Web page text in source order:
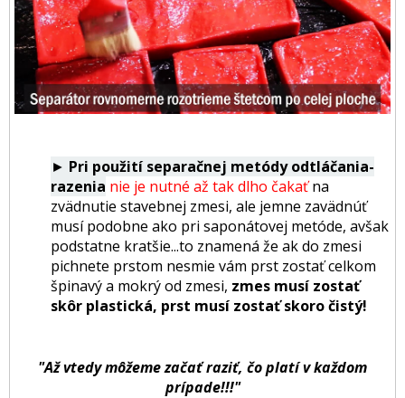
► Pri použití separačnej metódy odtláčania-
razenia nie je nutné až tak dlho čakaťna
zvädnutie stavebnej zmesi, ale jemne zavädnúť
musí podobne ako pri saponátovej metóde, avšak
podstatne kratšie...to znamená že ak do zmesi
pichnete prstom nesmie vám prst zostať celkom
špinavý a mokrý od zmesi, zmes musí zostať
skôr plastická, prst musí zostať skoro čistý!
"Až vtedy môžeme začať raziť, čo platí v každom
prípade!!!"